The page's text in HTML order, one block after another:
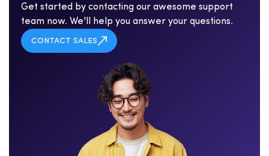
Get started by contacting our awesome support
team now. We'll help you answer your questions.
CONTACT SALES